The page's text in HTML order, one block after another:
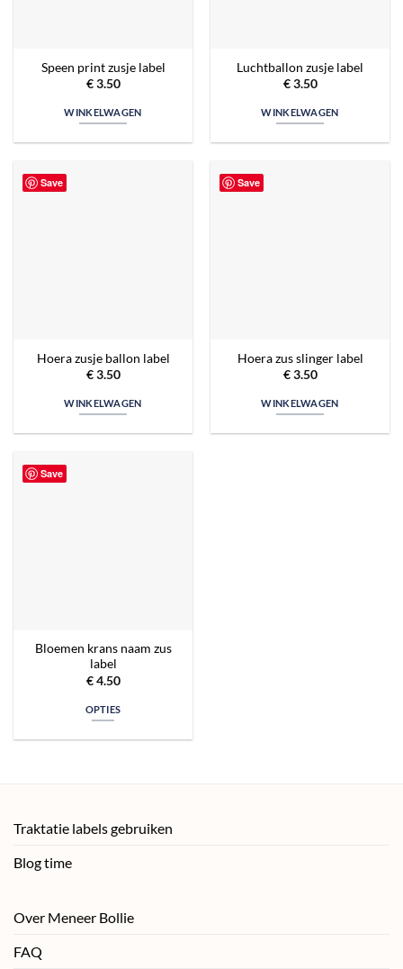
Speen print zusje label
€3.50
WINKELWAGEN
Luchtballon zusje label
€3.50
WINKELWAGEN
Save
Hoera zusje ballon label
€3.50
WINKELWAGEN
Save
Hoera zus slinger label
€3.50
WINKELWAGEN
Save
Bloemen krans naam zus
label
€4.50
OPTIES
Traktatie labels gebruiken
Blog time
Over Meneer Bollie
FAQ